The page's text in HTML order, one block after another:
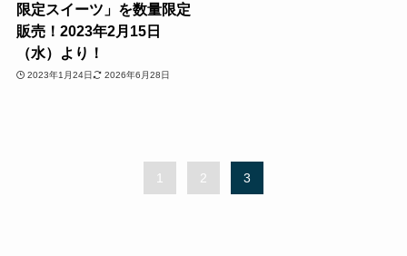
限定スイーツ」を数量限定
販売！2023年2月15日
（水）より！
2023年1月24日 2026年6月28日
1 2 3